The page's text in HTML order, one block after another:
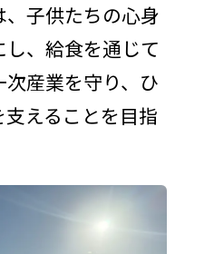
子供たちの心身
、給食を通じて
産業を守り、ひ
えることを目指